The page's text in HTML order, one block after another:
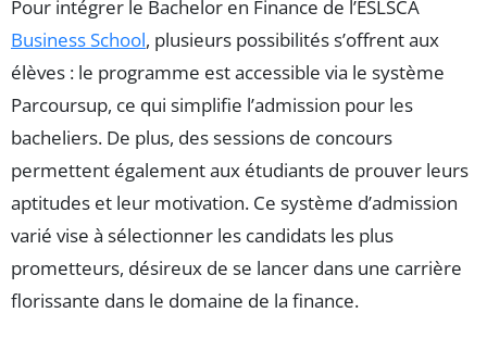
Pour intégrer le Bachelor en Finance de l’ESLSCA
Business School, plusieurs possibilités s’offrent aux
élèves : le programme est accessible via le système
Parcoursup, ce qui simplifie l’admission pour les
bacheliers. De plus, des sessions de concours
permettent également aux étudiants de prouver leurs
aptitudes et leur motivation. Ce système d’admission
varié vise à sélectionner les candidats les plus
prometteurs, désireux de se lancer dans une carrière
florissante dans le domaine de la finance.